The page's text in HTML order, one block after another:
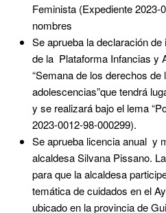
Feminista (Expediente
nombres
Se aprueba la declaración
de la Plataforma Infancias y
“Semana de los derechos de
adolescencias”que tendrá
y se realizará bajo el lema
2023-0012-98-000299).
Se aprueba licencia anual y
alcaldesa Silvana Pissano.
para que la alcaldesa
temática de cuidados en el
ubicado en la provincia de